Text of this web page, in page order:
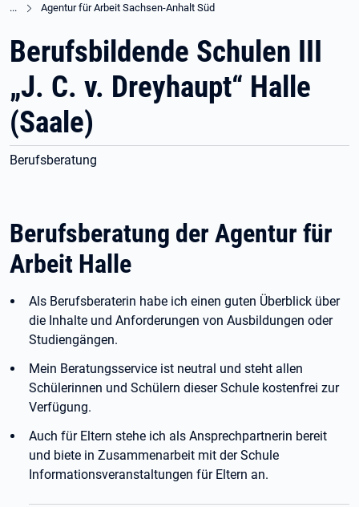
Agentur für Arbeit Sachsen-Anhalt Süd
Berufsbildende Schulen III
„J. C. v. Dreyhaupt“ Halle
(Saale)
Berufsberatung
Berufsberatung der Agentur für
Arbeit Halle
Als Berufsberaterin habe ich einen guten Überblick über
die Inhalte und Anforderungen von Ausbildungen oder
Studiengängen.
Mein Beratungsservice ist neutral und steht allen
Schülerinnen und Schülern dieser Schule kostenfrei zur
Verfügung.
Auch für Eltern stehe ich als Ansprechpartnerin bereit
und biete in Zusammenarbeit mit der Schule
Informationsveranstaltungen für Eltern an.